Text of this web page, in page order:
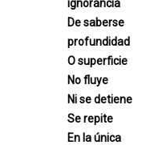
ignorancia
De saberse
profundidad
O superficie
No fluye
Ni se detiene
Se repite
En la única